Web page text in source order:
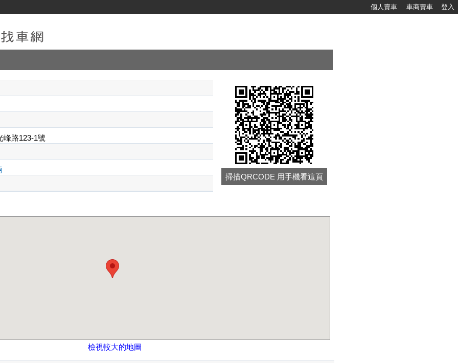
個人賣車 車商賣車 登入
峰路123-1號
掃描QRCODE 用手機看這頁
檢視較大的地圖